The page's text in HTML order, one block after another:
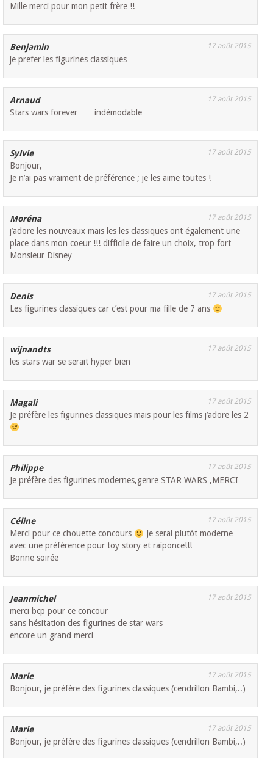
Mille merci pour mon petit frère !!
Benjamin 17 août 2015
je prefer les figurines classiques
Arnaud 17 août 2015
Stars wars forever……indémodable
Sylvie 17 août 2015
Bonjour,
Je n’ai pas vraiment de préférence ; je les aime toutes !
Moréna 17 août 2015
j’adore les nouveaux mais les les classiques ont également une
place dans mon coeur !!! difficile de faire un choix, trop fort
Monsieur Disney
Denis 17 août 2015
Les figurines classiques car c’est pour ma fille de 7 ans
wijnandts 17 août 2015
les stars war se serait hyper bien
Magali 17 août 2015
Je préfère les figurines classiques mais pour les films j’adore les 2
Philippe 17 août 2015
Je préfère des figurines modernes,genre STAR WARS ,MERCI
Céline 17 août 2015
Merci pour ce chouette concours
Je serai plutôt moderne
avec une préférence pour toy story et raiponce!!!
Bonne soirée
Jeanmichel 17 août 2015
merci bcp pour ce concour
sans hésitation des figurines de star wars
encore un grand merci
Marie 17 août 2015
Bonjour, je préfère des figurines classiques (cendrillon Bambi,..)
Marie 17 août 2015
Bonjour, je préfère des figurines classiques (cendrillon Bambi,..)